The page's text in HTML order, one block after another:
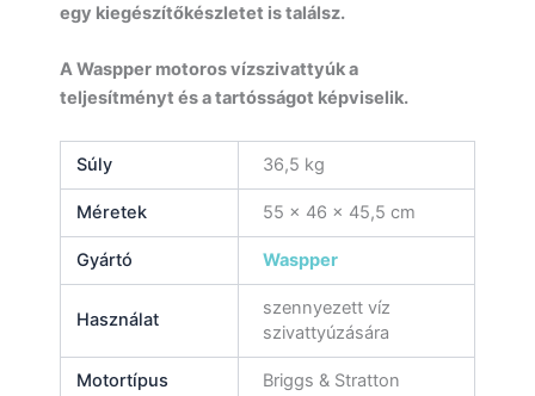
egy kiegészítőkészletet is találsz.
A Waspper motoros vízszivattyúk a
teljesítményt és a tartósságot képviselik.
Súly 36,5 kg
Méretek 55 × 46 × 45,5 cm
Gyártó Waspper
Használat
szennyezett víz
szivattyúzására
Motortípus Briggs & Stratton